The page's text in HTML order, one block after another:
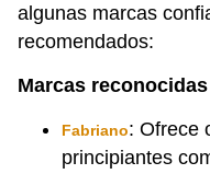
algunas marcas
recomendados:
Marcas
Fabriano: Ofrece
principiantes